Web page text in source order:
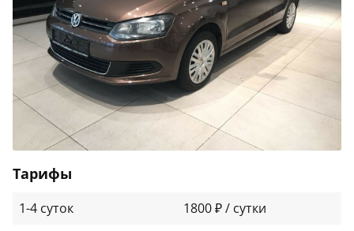
Тарифы
1-4 суток
1800 ₽ / сутки